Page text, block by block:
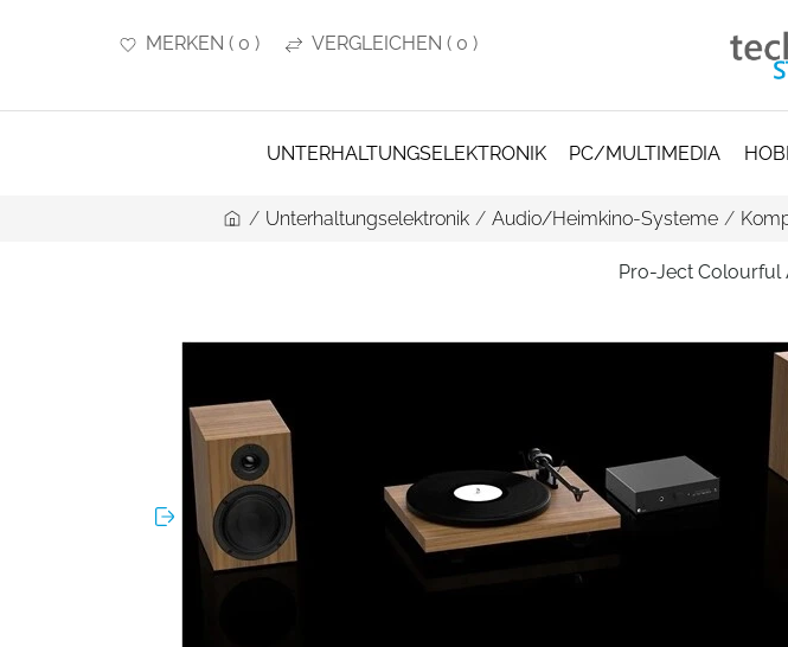
MERKEN ( 0 ) VERGLEICHEN ( 0 )
UNTERHALTUNGSELEKTRONIK PC/MULTIMEDIA
/ Unterhaltungselektronik / Audio/Heimkino-Systeme /
Pro-Ject Colourful